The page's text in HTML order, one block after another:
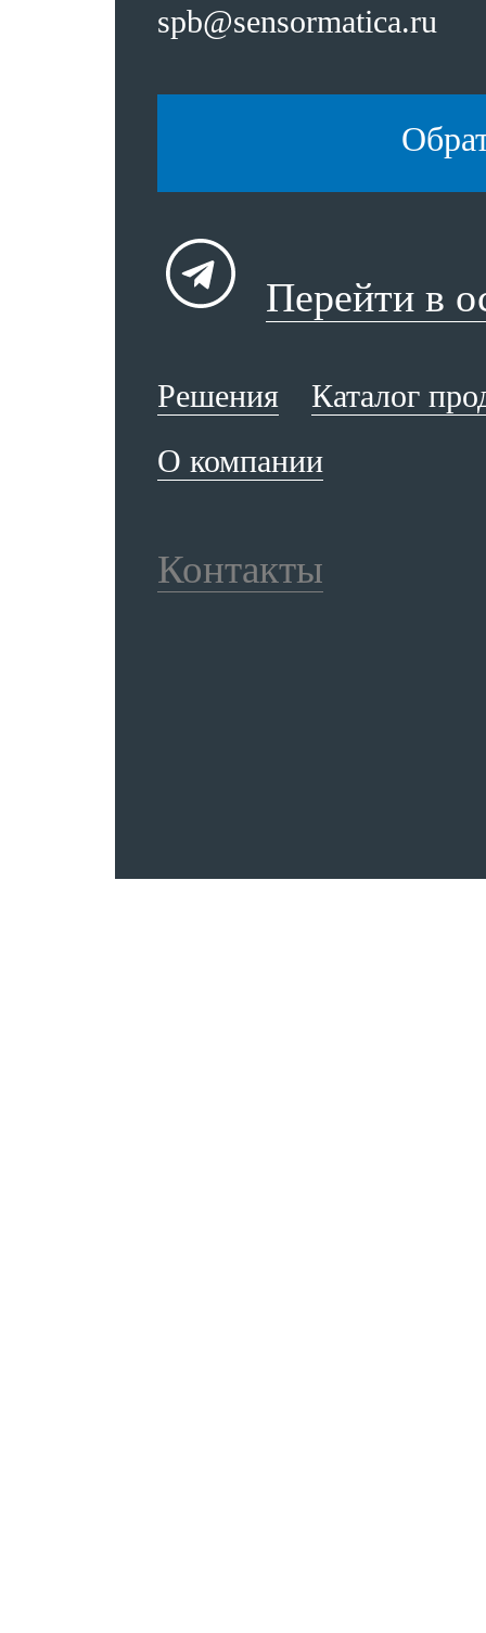
spb@sensormatica.ru
Перейти в
Решения
Каталог
О компании
Контакты